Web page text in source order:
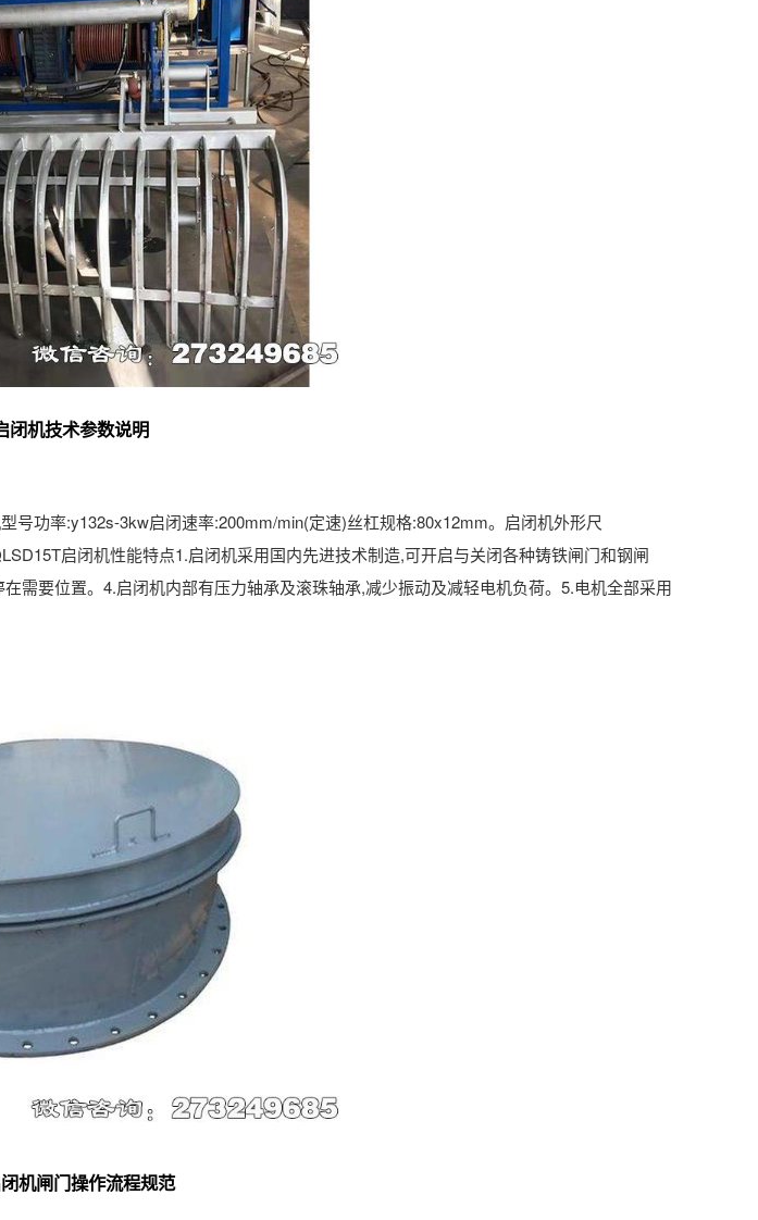
闭机技术参数说明
功率:y132s-3kw启闭速率:200mm/min(定速)丝杠规格:80x12mm。启闭机外形尺
启闭机性能特点1.启闭机采用国内先进技术制造,可开启与关闭各种铸铁闸门和钢闸
需要位置。4.启闭机内部有压力轴承及滚珠轴承,减少振动及减轻电机负荷。5.电机全部采用
机闸门操作流程规范